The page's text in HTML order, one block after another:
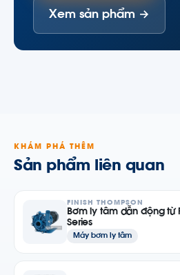
Xem sản phẩm →
KHÁM PHÁ THÊM
Sản phẩm liên quan
FINISH THOMPSON
Bơm ly tâm dẫn động từ
Series
Máy bơm ly tâm